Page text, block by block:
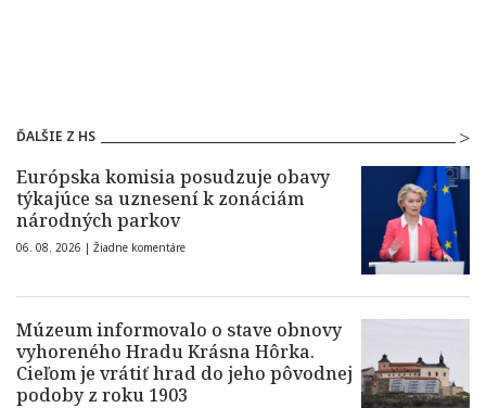
ĎALŠIE Z HS
Európska komisia posudzuje obavy
týkajúce sa uznesení k zonáciám
národných parkov
06. 08. 2026 | Žiadne komentáre
Múzeum informovalo o stave obnovy
vyhoreného Hradu Krásna Hôrka.
Cieľom je vrátiť hrad do jeho pôvodnej
podoby z roku 1903